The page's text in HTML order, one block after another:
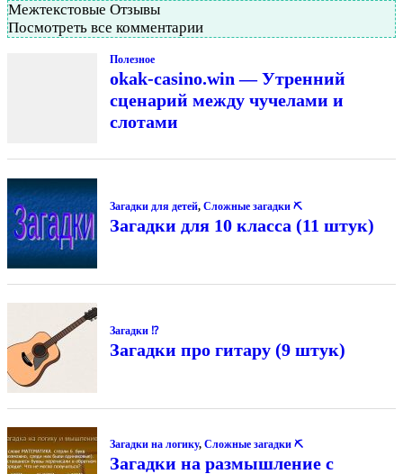
Межтекстовые Отзывы
Посмотреть все комментарии
Полезное
okak-casino.win — Утренний
сценарий между чучелами и
слотами
Загадки для детей, Сложные загадки ⛏
Загадки для 10 класса (11 штук)
Загадки ⁉
Загадки про гитару (9 штук)
Загадки на логику, Сложные загадки ⛏
Загадки на размышление с